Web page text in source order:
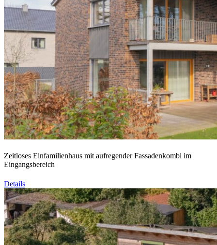
Zeitloses Einfamilienhaus mit aufregender Fassadenkombi im
Eingangsbereich
Details